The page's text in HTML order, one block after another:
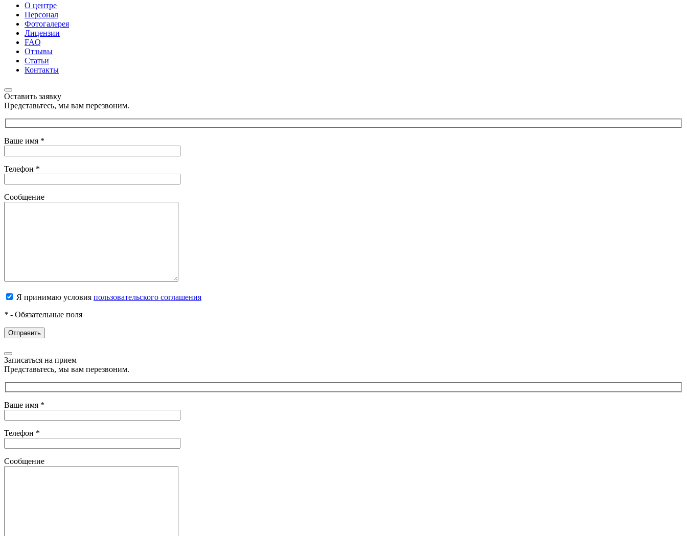
О центре
Персонал
Фотогалерея
Лицензии
FAQ
Отзывы
Статьи
Контакты
Оставить заявку
Представьтесь, мы вам перезвоним.
Ваше имя *
Телефон *
Сообщение
Я принимаю условия пользовательского соглашения
* - Обязательные поля
Записаться на прием
Представьтесь, мы вам перезвоним.
Ваше имя *
Телефон *
Сообщение